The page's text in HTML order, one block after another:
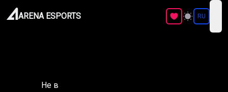
ARENA ESPORTS RU
Не в